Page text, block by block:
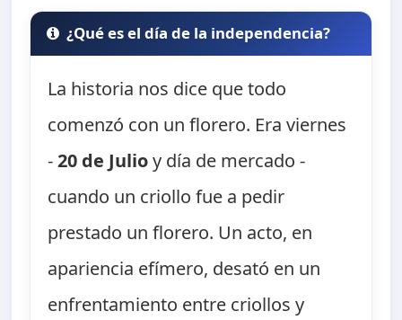
¿Qué es el día de la independencia?
La historia nos dice que todo
comenzó con un florero. Era viernes
-20 de Julioy día de mercado -
cuando un criollo fue a pedir
prestado un florero. Un acto, en
apariencia efímero, desató en un
enfrentamiento entre criollos y